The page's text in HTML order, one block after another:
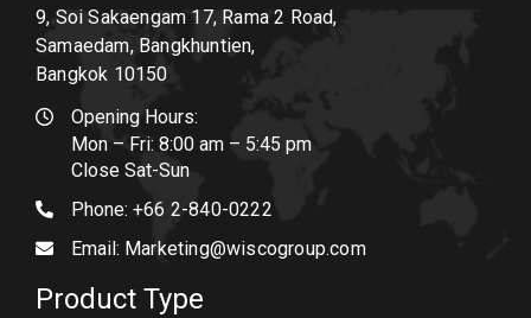
9, Soi Sakaengam 17, Rama 2 Road,
Samaedam, Bangkhuntien,
Bangkok 10150
Opening Hours:
Mon – Fri: 8:00 am – 5:45 pm
Close Sat-Sun
Phone: +66 2-840-0222
Email: Marketing@wiscogroup.com
Product Type